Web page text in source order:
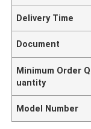
Delivery Time
Document
Minimum Order Q
uantity
Model Number